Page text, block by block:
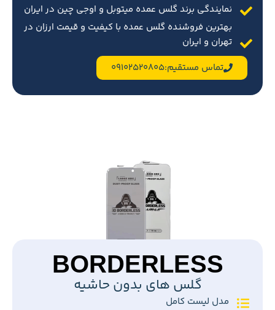
نمایندگی برند گلس عمده میتوبل و اوجی چین در ایران
بهترین فروشنده گلس عمده با کیفیت و قیمت ارزان در
تهران و ایران
تماس مستقیم:09102520805
BORDERLESS
گلس های بدون حاشیه
مدل لیست کامل